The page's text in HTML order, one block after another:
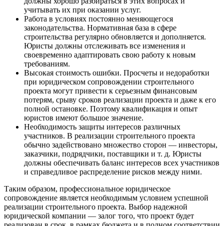
учитывать их при оказании услуг.
Работа в условиях постоянно меняющегося
законодательства. Нормативная база в сфере
строительства регулярно обновляется и дополняется.
Юристы должны отслеживать все изменения и
своевременно адаптировать свою работу к новым
требованиям.
Высокая стоимость ошибки. Просчеты и недоработки
при юридическом сопровождении строительного
проекта могут привести к серьезным финансовым
потерям, срыву сроков реализации проекта и даже к его
полной остановке. Поэтому квалификация и опыт
юристов имеют большое значение.
Необходимость защиты интересов различных
участников. В реализации строительного проекта
обычно задействовано множество сторон — инвесторы,
заказчики, подрядчики, поставщики и т. д. Юристы
должны обеспечивать баланс интересов всех участников
и справедливое распределение рисков между ними.
Таким образом, профессиональное юридическое
сопровождение является необходимым условием успешной
реализации строительного проекта. Выбор надежной
юридической компании — залог того, что проект будет